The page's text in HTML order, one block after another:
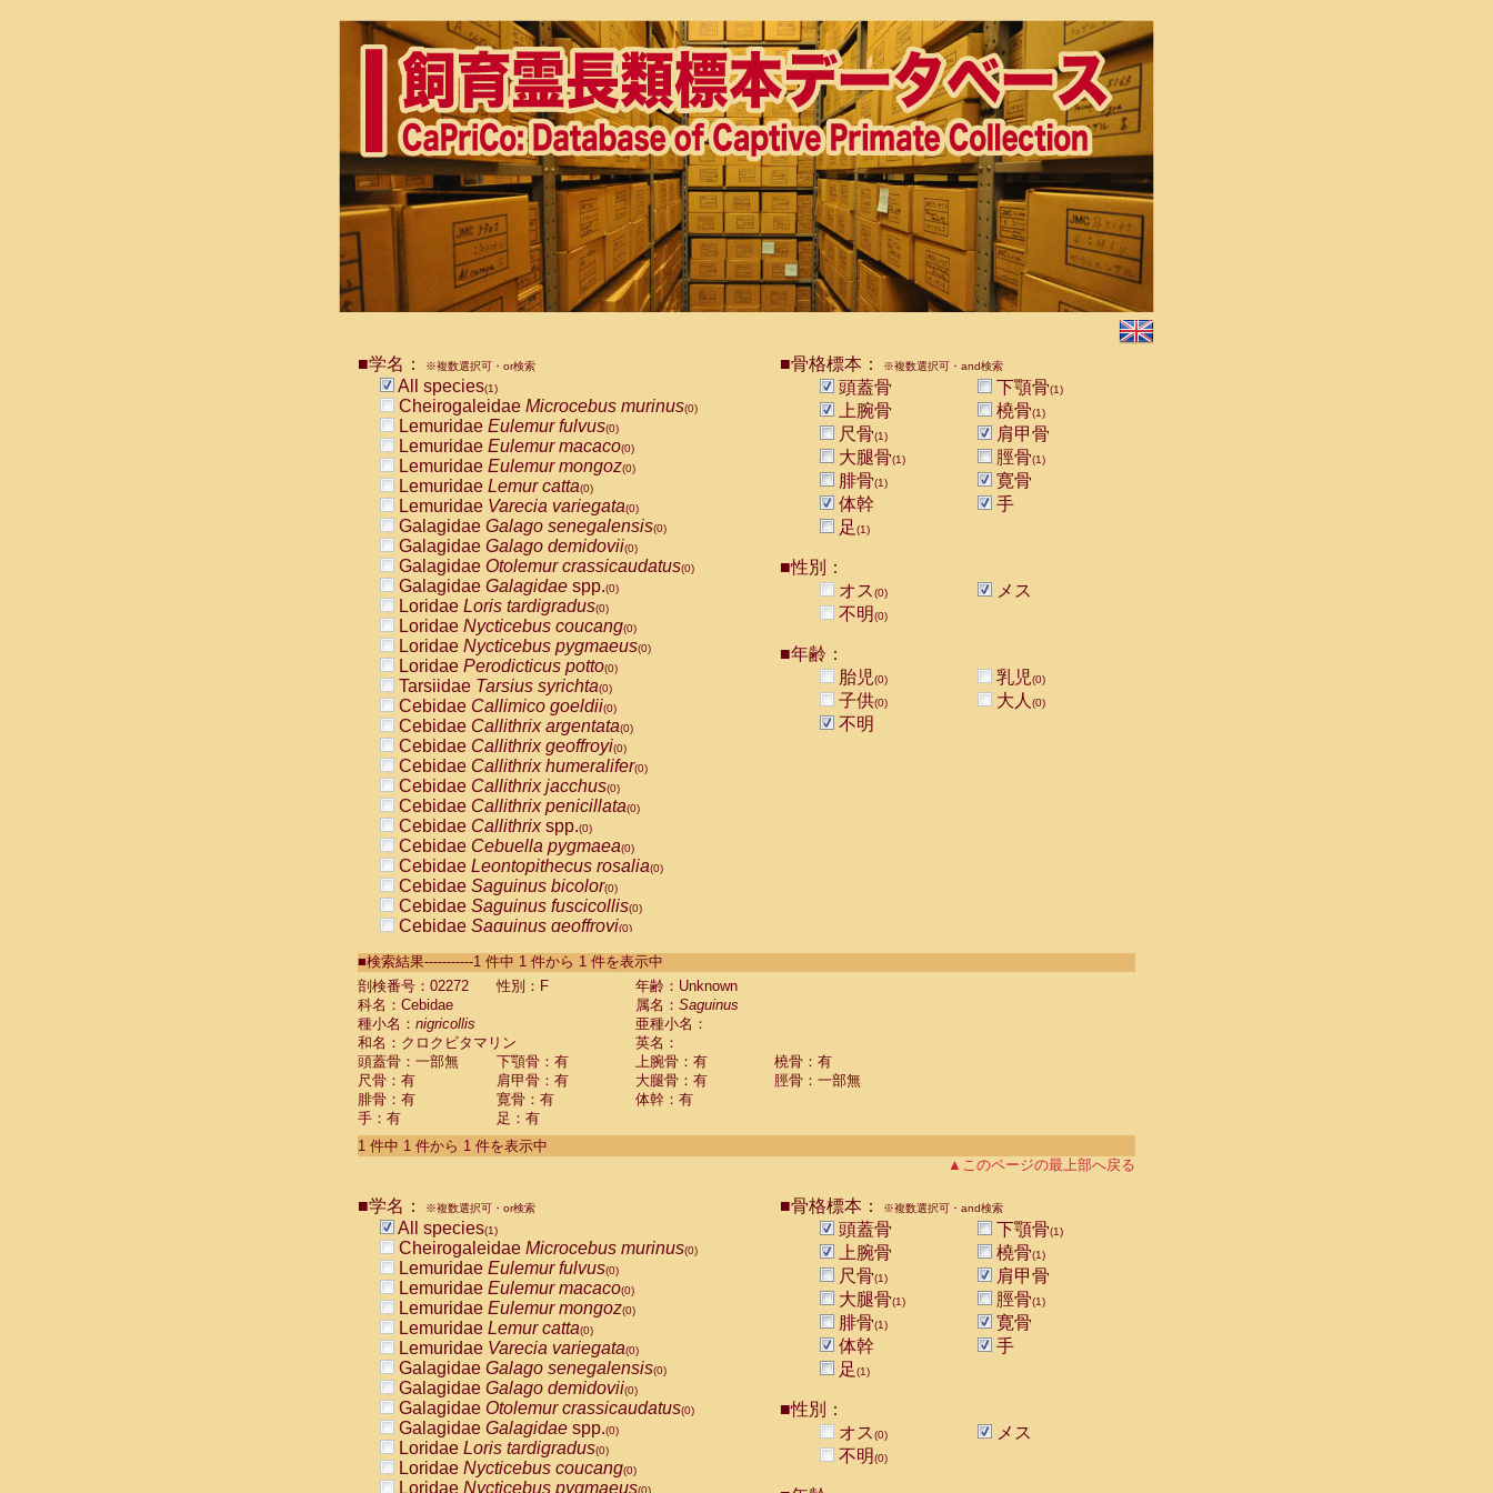
■学名： ※複数選択可・or検索
All species(1)
Cheirogaleidae Microcebus murinus(0)
Lemuridae Eulemur fulvus(0)
Lemuridae Eulemur macaco(0)
Lemuridae Eulemur mongoz(0)
Lemuridae Lemur catta(0)
Lemuridae Varecia variegata(0)
Galagidae Galago senegalensis(0)
Galagidae Galago demidovii(0)
Galagidae Otolemur crassicaudatus(0)
Galagidae Galagidae spp.(0)
Loridae Loris tardigradus(0)
Loridae Nycticebus coucang(0)
Loridae Nycticebus pygmaeus(0)
Loridae Perodicticus potto(0)
Tarsiidae Tarsius syrichta(0)
Cebidae Callimico goeldii(0)
Cebidae Callithrix argentata(0)
Cebidae Callithrix geoffroyi(0)
Cebidae Callithrix humeralifer(0)
Cebidae Callithrix jacchus(0)
Cebidae Callithrix penicillata(0)
Cebidae Callithrixspp.(0)
Cebidae Cebuella pygmaea(0)
Cebidae Leontopithecus rosalia(0)
Cebidae Saguinus bicolor(0)
Cebidae Saguinus fuscicollis(0)
Cebidae Saguinus geoffroyi(0)
CebidaeSaguinus labiatus(0)
Cebidae Saguinus leucopus (0)
Cebidae
CebidaeSaguinus mystax
CebidaeSaguinus nigricollis (1)
Cebidae Saguinus oedipus
Cebidae Saguinus weddelli
Cebidae Saguinusspp.
Cebidae Aotus trivirgatus
Cebidae Cebus albifrons
CebidaeCebus nigrivittatus
CebidaeCebus
CebidaeSaimiri boliviensis(0)
CebidaeSaimiri sciureus(0)
AtelidaeAlouatta caraya(0)
AtelidaeAlouatta fusca(0)
AtelidaeAlouatta seniculus
AtelidaeAlouattaspp.(0)
AtelidaeAteles belzebuth(0)
AtelidaeAteles geoffroyi(0)
AtelidaeAteles paniscus(0)
AtelidaeAtelesspp.(0)
Atelidae Lagothrix lagothricha
AtelidaeLagothrix lagothricha cana
PitheciidaeCacajao calvus rubicundus
■骨格標本： ※複数選択可・and検索
頭蓋骨 下顎骨(1)
上腕骨 橈骨(1)
尺骨(1)
肩甲骨
大腿骨(1) 脛骨(1)
腓骨(1)
寛骨
体幹
手
足(1)
■性別：
オス(0)
メス
不明(0)
■年齢：
胎児(0) 乳児(0)
子供(0) 大人 (0)
不明
■検索結果-----------1 件中 1 件から 1 件を表示中
剖検番号：02272
性別：F
年齢：Unknown
科名：Cebidae
属名： Saguinus
種小名： nigricollis
亜種小名：
和名：クロクビタマリン
英名：
頭蓋骨：一部無
下顎骨：有 上腕骨：有
橈骨：有
尺骨：有
肩甲骨：有 大腿骨：有
脛骨：一部無
腓骨：有
寛骨：有
体幹：有
手：有
足：有
1 件中 1 件から 1 件を表示中
▲このページの最上部へ戻る
■学名： ※複数選択可・or検索
All species(1)
Cheirogaleidae Microcebus murinus(0)
Lemuridae Eulemur fulvus(0)
Lemuridae Eulemur macaco(0)
Lemuridae Eulemur mongoz(0)
Lemuridae Lemur catta(0)
Lemuridae Varecia variegata(0)
Galagidae Galago senegalensis(0)
Galagidae Galago demidovii(0)
Galagidae Otolemur crassicaudatus(0)
Galagidae Galagidae spp.(0)
Loridae Loris tardigradus(0)
Loridae Nycticebus coucang(0)
Loridae Nycticebus pygmaeus(0)
■骨格標本： ※複数選択可・and検索
頭蓋骨 下顎骨(1)
上腕骨 橈骨(1)
尺骨(1)
肩甲骨
大腿骨(1) 脛骨(1)
腓骨(1)
寛骨
体幹
手
足(1)
■性別：
オス(0)
メス
不明(0)